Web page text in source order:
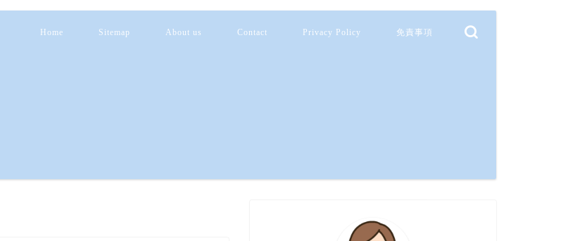
Home Sitemap About us Contact Privacy Policy 免責事項